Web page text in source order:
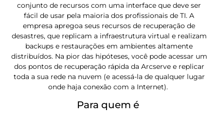
conjunto de recursos com uma interface que deve ser
fácil de usar pela maioria dos profissionais de TI. A
empresa apregoa seus recursos de recuperação de
desastres, que replicam a infraestrutura virtual e realizam
backups e restaurações em ambientes altamente
distribuídos. Na pior das hipóteses, você pode acessar um
dos pontos de recuperação rápida da Arcserve e replicar
toda a sua rede na nuvem (e acessá-la de qualquer lugar
onde haja conexão com a Internet).
Para quem é